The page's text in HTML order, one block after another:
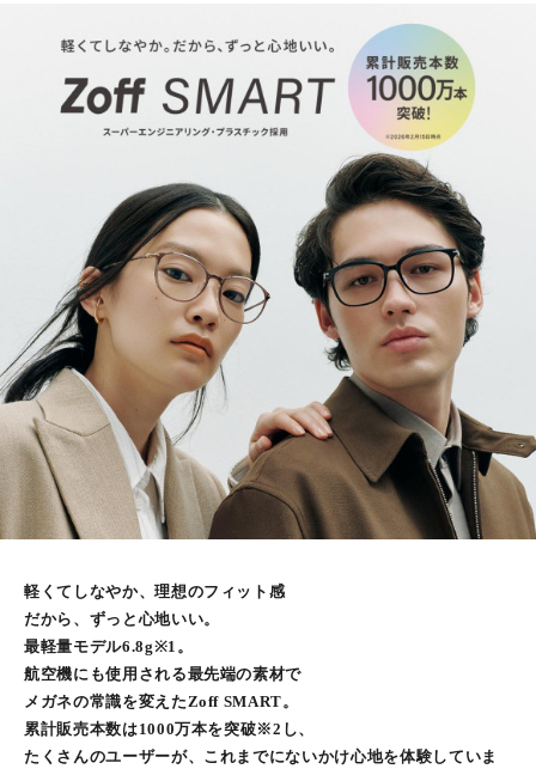
軽くてしなやか、理想のフィット感
だから、ずっと心地いい。
最軽量モデル6.8g※1。
航空機にも使用される最先端の素材で
メガネの常識を変えたZoff SMART。
累計販売本数は1000万本を突破※2し、
たくさんのユーザーが、これまでにないかけ心地を体験していま